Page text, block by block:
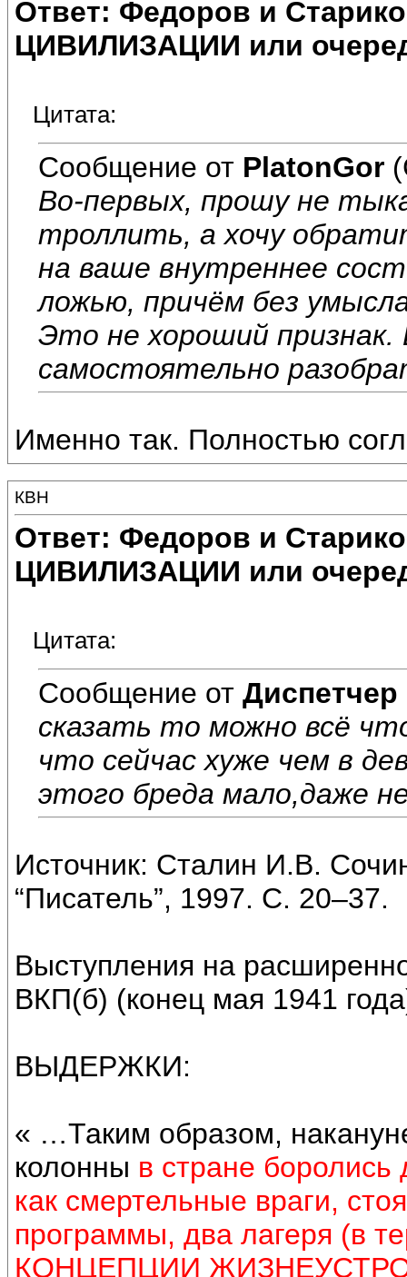
Ответ: Федоров и
ЦИВИЛИЗАЦИИ или
Цитата:
Сообщение от PlatonGor
Во-первых, прошу не
троллить, а хочу
на ваше внутреннее
ложью, причём без
Это не хороший
самостоятельно
Именно так. Полностью
КВН
Ответ: Федоров и
ЦИВИЛИЗАЦИИ или
Цитата:
Сообщение от Диспетчер
сказать то можно всё
что сейчас хуже чем в
этого бреда мало,даже
Источник: Сталин И.В.
“Писатель”, 1997. С. 20–37.
Выступления на
ВКП(б) (конец мая 1941
ВЫДЕРЖКИ:
« …Таким образом,
колонны в стране
как смертельные враги,
программы, два лагеря (в
КОНЦЕПЦИИ